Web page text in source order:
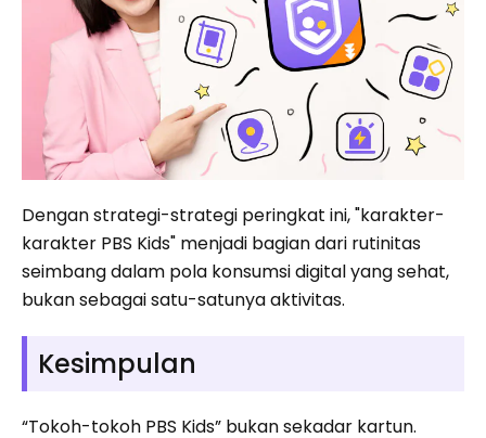
Dengan strategi-strategi peringkat ini, "karakter-
karakter PBS Kids" menjadi bagian dari rutinitas
seimbang dalam pola konsumsi digital yang sehat,
bukan sebagai satu-satunya aktivitas.
Kesimpulan
“Tokoh-tokoh PBS Kids” bukan sekadar kartun.